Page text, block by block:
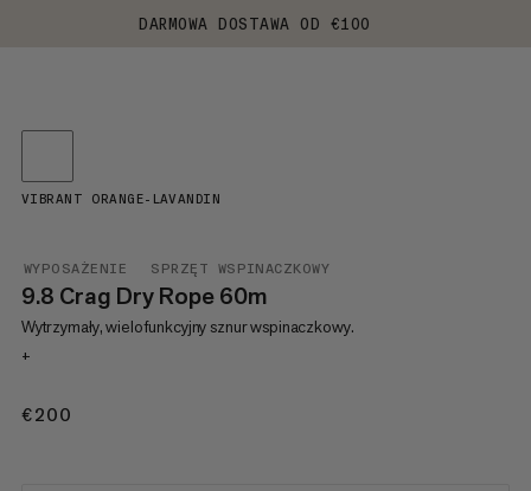
DARMOWA DOSTAWA OD €100
WYPOSAŻENIE SPRZĘT WSPINACZKOWY
9.8 Crag Dry Rope 60m
Wytrzymały, wielofunkcyjny sznur wspinaczkowy.
+
€200
VIBRANT ORANGE-LAVANDIN